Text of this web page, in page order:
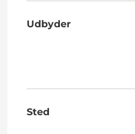
Udbyder
Sted